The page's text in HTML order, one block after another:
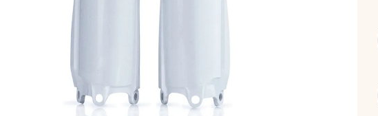
Pincha para agrandar